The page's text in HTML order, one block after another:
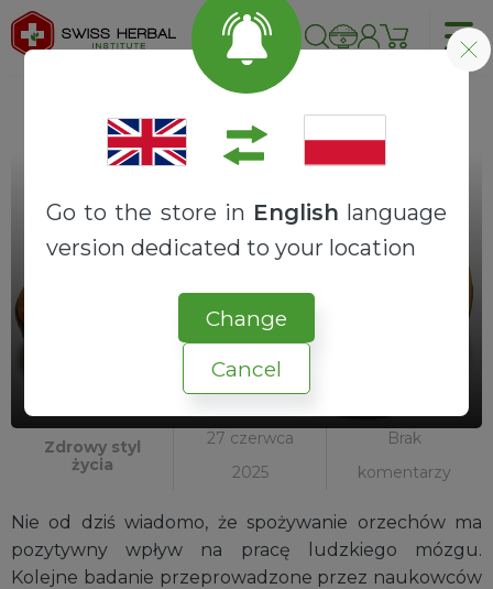
Go to the store in English language
version dedicated to your location
Change
Cancel
Orzechy gwarancją zdrowego
mózgu na starość
Zdrowy styl
życia
27 czerwca
2025
Brak
komentarzy
Nie od dziś wiadomo, że spożywanie orzechów ma
pozytywny wpływ na pracę ludzkiego mózgu.
Kolejne badanie przeprowadzone przez naukowców